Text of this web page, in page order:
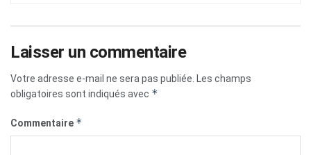
Laisser un commentaire
Votre adresse e-mail ne sera pas publiée.
Les champs
obligatoires sont indiqués avec *
Commentaire *